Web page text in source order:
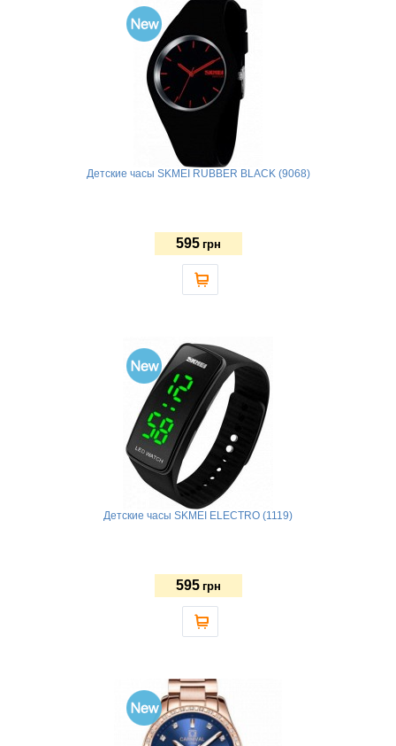
Детские часы SKMEI RUBBER BLACK (9068)
595 грн
Детские часы SKMEI ELECTRO (1119)
595 грн